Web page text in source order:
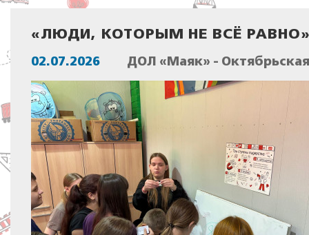
«ЛЮДИ, КОТОРЫМ НЕ ВСЁ
02.07.2026 ДОЛ «Маяк» -